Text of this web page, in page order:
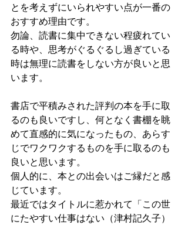
とを考えずにいられやすい点が一番の
おすすめ理由です。
勿論、読書に集中できない程疲れてい
る時や、思考がぐるぐるし過ぎている
時は無理に読書をしない方が良いと思
います。
書店で平積みされた評判の本を手に取
るのも良いですし、何となく書棚を眺
めて直感的に気になったもの、あらす
じでワクワクするものを手に取るのも
良いと思います。
個人的に、本との出会いはご縁だと感
じています。
最近ではタイトルに惹かれて「この世
にたやすい仕事はない（津村記久子）